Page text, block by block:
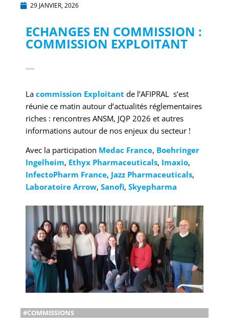
29 JANVIER, 2026
ECHANGES EN COMMISSION :
COMMISSION EXPLOITANT
La commission Exploitant de l’AFIPRAL s’est
réunie ce matin autour d’actualités réglementaires
riches : rencontres ANSM, JQP 2026 et autres
informations autour de nos enjeux du secteur !
Avec la participation Medac France, Boehringer
Ingelheim, Ethyx Pharmaceuticals, Imaxio,
InfectoPharm France, Jazz Pharmaceuticals,
Laboratoire Arrow, Sanofi, Skyepharma
#COMMISSIONS